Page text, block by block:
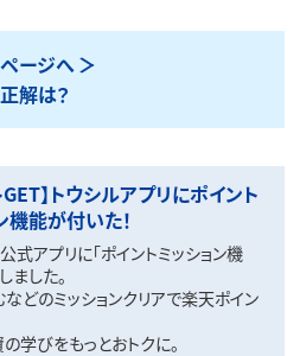
ージへ
正解は？
GET】トウシルアプリにポイント
機能が付いた！
式アプリに「ポイントミッション機
ました。
どのミッションクリアで楽天ポイン
学びをもっとおトクに。